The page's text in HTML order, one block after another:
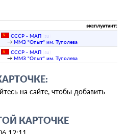
эксплуатант:
СССР - МАП su
→ ММЗ "Опыт" им. Туполева
СССР - МАП su
→ ММЗ "Опыт" им. Туполева
на сайте, чтобы добавить
КАРТОЧКЕ